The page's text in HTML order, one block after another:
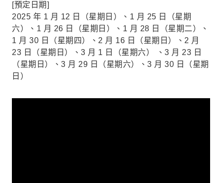
[預定日期]
2025 年 1 月 12 日（星期日）、1 月 25 日（星期
六）、1 月 26 日（星期日）、1 月 28 日（星期二）、
1 月 30 日（星期四）、2 月 16 日（星期日）、2 月
23 日（星期日）、3 月 1 日（星期六） 、3 月 23 日
（星期日）、3 月 29 日（星期六）、3 月 30 日（星期
日）